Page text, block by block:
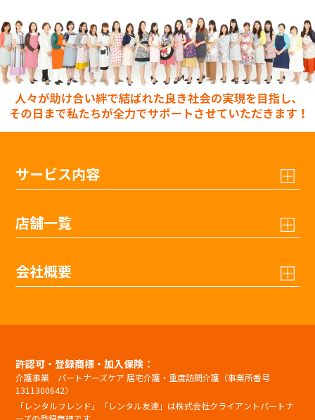
サービス内容
店舗一覧
会社概要
許認可・登録商標・加入保険：
介護事業 パートナーズケア 居宅介護・重度訪問介護（事業所番号
1311300642）
「レンタルフレンド」「レンタル友達」は株式会社クライアントパートナ